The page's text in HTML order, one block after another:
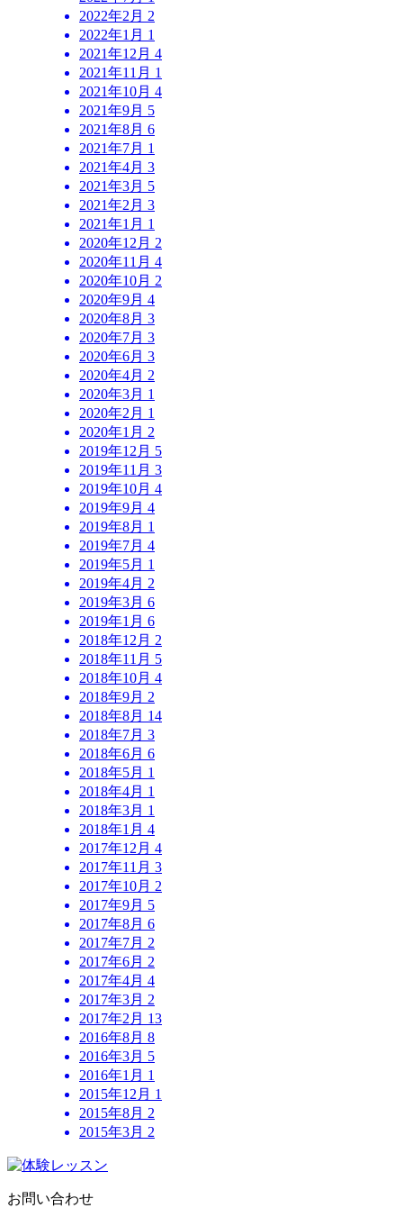
2022年2月 2
2022年1月 1
2021年12月 4
2021年11月 1
2021年10月 4
2021年9月 5
2021年8月 6
2021年7月 1
2021年4月 3
2021年3月 5
2021年2月 3
2021年1月 1
2020年12月 2
2020年11月 4
2020年10月 2
2020年9月 4
2020年8月 3
2020年7月 3
2020年6月 3
2020年4月 2
2020年3月 1
2020年2月 1
2020年1月 2
2019年12月 5
2019年11月 3
2019年10月 4
2019年9月 4
2019年8月 1
2019年7月 4
2019年5月 1
2019年4月 2
2019年3月 6
2019年1月 6
2018年12月 2
2018年11月 5
2018年10月 4
2018年9月 2
2018年8月 14
2018年7月 3
2018年6月 6
2018年5月 1
2018年4月 1
2018年3月 1
2018年1月 4
2017年12月 4
2017年11月 3
2017年10月 2
2017年9月 5
2017年8月 6
2017年7月 2
2017年6月 2
2017年4月 4
2017年3月 2
2017年2月 13
2016年8月 8
2016年3月 5
2016年1月 1
2015年12月 1
2015年8月 2
2015年3月 2
お問い合わせ